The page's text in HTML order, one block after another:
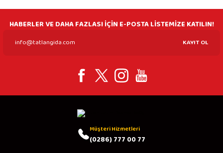
HABERLER VE DAHA FAZLASI İÇİN E-POSTA LİSTEMİZE KATILIN!
KAYIT OL
Müşteri Hizmetleri
(0286) 777 00 77